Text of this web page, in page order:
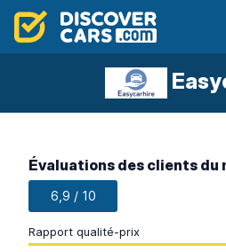
Évaluations des clients du
6,9 / 10
Rapport qualité-prix